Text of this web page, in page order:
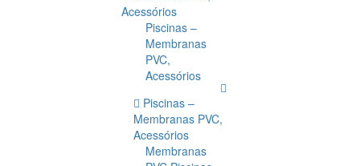
Acessórios
Piscinas –
Membranas
PVC,
Acessórios
Piscinas –
Membranas PVC,
Acessórios
Membranas